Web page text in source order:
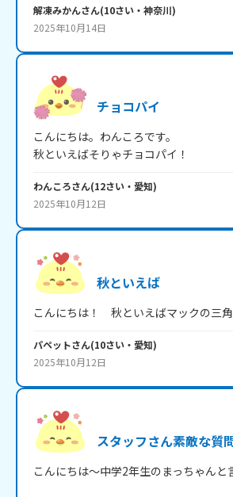
解凍みかんさん(10さい・ 神奈川)
2025年10月14日
チョコパイ
こんにちは。わんころです。
秋といえばそりゃチョコパイ！
わんころさん(12さい・ 愛知)
2025年10月12日
秋といえば
こんにちは！　秋といえばマックの三
パペットさん(10さい・ 愛知)
2025年10月12日
スタッフさん素敵な質
こんにちは～中学2年生のまっちゃんと